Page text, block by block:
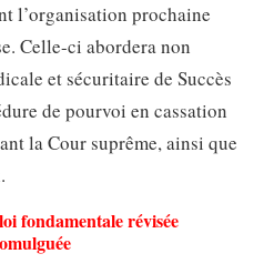
l’organisation prochaine
Celle-ci abordera non
et sécuritaire de Succès
de pourvoi en cassation
la Cour suprême, ainsi que
fondamentale révisée